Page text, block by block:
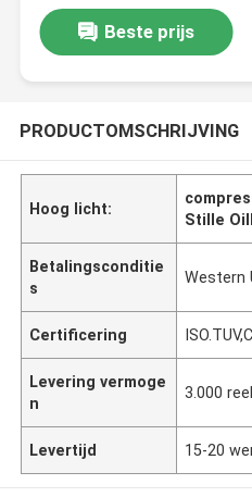
Beste prijs
PRODUCTOMSCHRIJVING
Hoog licht:
Stille
Betalingsconditie
s
Western
Certificering
Levering vermoge
n
3.000
Levertijd 15-20